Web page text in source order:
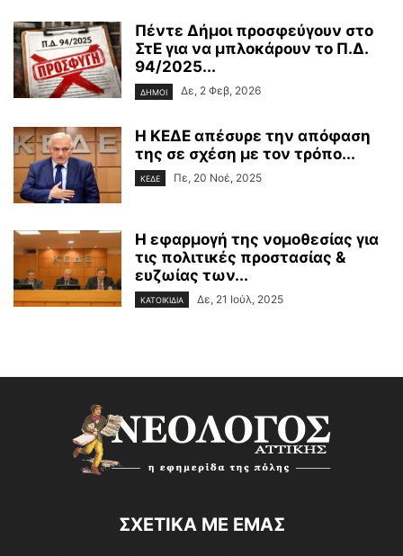
Πέντε Δήμοι προσφεύγουν στο
ΣτΕ για να μπλοκάρουν το Π.Δ.
94/2025...
ΔΗΜΟΙ Δε, 2 Φεβ, 2026
Η ΚΕΔΕ απέσυρε την απόφαση
της σε σχέση με τον τρόπο...
ΚΕΔΕ Πε, 20 Νοέ, 2025
Η εφαρμογή της νομοθεσίας για
τις πολιτικές προστασίας &
ευζωίας των...
ΚΑΤΟΙΚΙΔΙΑ Δε, 21 Ιούλ, 2025
ΣΧΕΤΙΚΑ ΜΕ ΕΜΑΣ